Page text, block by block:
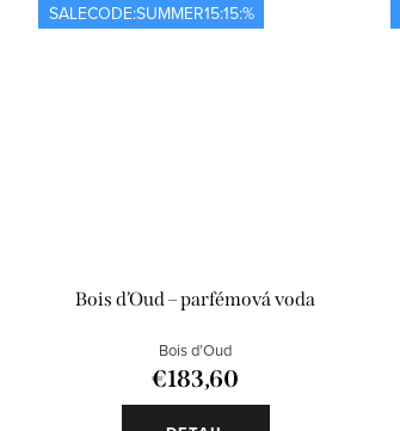
SALECODE:SUMMER15:15:%
Bois d’Oud – parfémová voda
Bois d’Oud
€183,60